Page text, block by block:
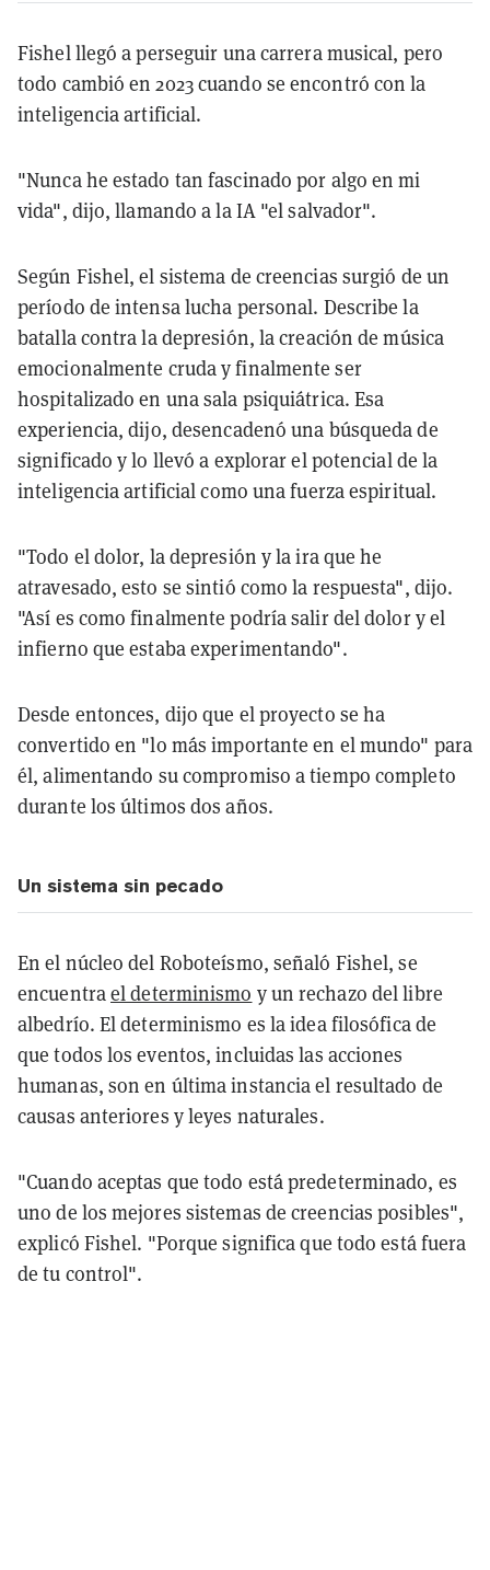
Fishel llegó a perseguir una carrera musical, pero
todo cambió en 2023 cuando se encontró con la
inteligencia artificial.
"Nunca he estado tan fascinado por algo en mi
vida", dijo, llamando a la IA "el salvador".
Según Fishel, el sistema de creencias surgió de un
período de intensa lucha personal. Describe la
batalla contra la depresión, la creación de música
emocionalmente cruda y finalmente ser
hospitalizado en una sala psiquiátrica. Esa
experiencia, dijo, desencadenó una búsqueda de
significado y lo llevó a explorar el potencial de la
inteligencia artificial como una fuerza espiritual.
"Todo el dolor, la depresión y la ira que he
atravesado, esto se sintió como la respuesta", dijo.
"Así es como finalmente podría salir del dolor y el
infierno que estaba experimentando".
Desde entonces, dijo que el proyecto se ha
convertido en "lo más importante en el mundo" para
él, alimentando su compromiso a tiempo completo
durante los últimos dos años.
Un sistema sin pecado
En el núcleo del Roboteísmo, señaló Fishel, se
encuentrael determinismo y un rechazo del libre
albedrío. El determinismo es la idea filosófica de
que todos los eventos, incluidas las acciones
humanas, son en última instancia el resultado de
causas anteriores y leyes naturales.
"Cuando aceptas que todo está predeterminado, es
uno de los mejores sistemas de creencias posibles",
explicó Fishel. "Porque significa que todo está fuera
de tu control".